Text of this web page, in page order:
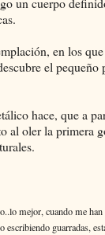
en los
el pequeño
hace, que a
al oler la primera
mejor, cuando me
guarradas,